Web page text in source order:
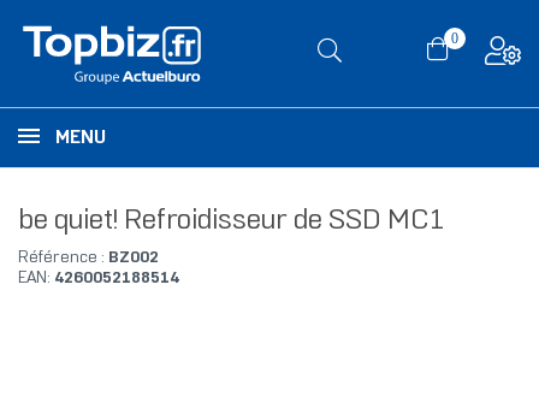
0
MENU
be quiet! Refroidisseur de SSD MC1
Référence : BZ002
EAN: 4260052188514